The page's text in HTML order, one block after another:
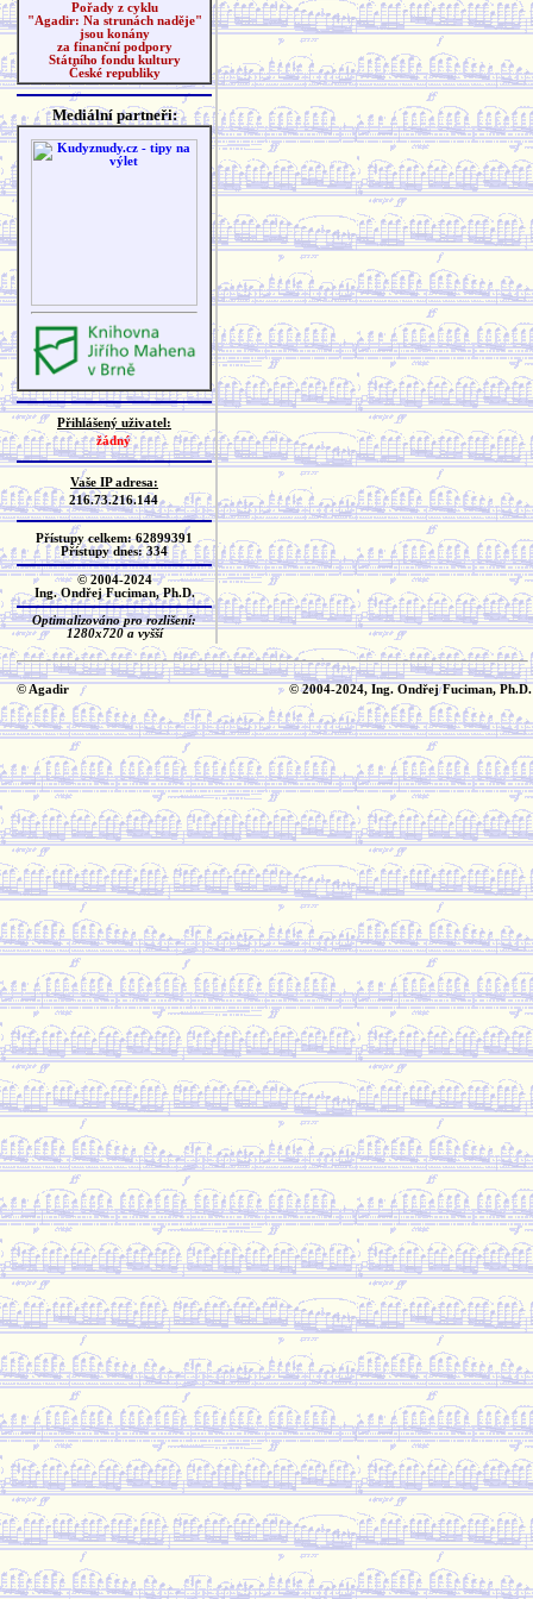
Pořady z cyklu
"Agadir: Na strunách naděje"
jsou konány
za finanční podpory
Státního fondu kultury
České republiky
Mediální partneři:
Přihlášený uživatel:
žádný
Vaše IP adresa:
216.73.216.144
Přístupy celkem: 62899391
Přístupy dnes: 334
© 2004-2024
Ing. Ondřej Fuciman, Ph.D.
Optimalizováno pro rozlišení:
1280x720 a vyšší
© Agadir © 2004-2024, Ing. Ondřej Fuciman, Ph.D.